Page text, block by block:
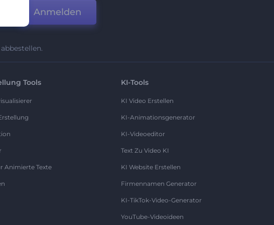
Anmelden
Tools
Animierte Texte
KI-Tools
KI Video Erstellen
KI-Animationsgenerator
KI-Videoeditor
Text Zu Video KI
KI Website Erstellen
Firmennamen Generator
KI-TikTok-Video-Generator
YouTube-Videoideen